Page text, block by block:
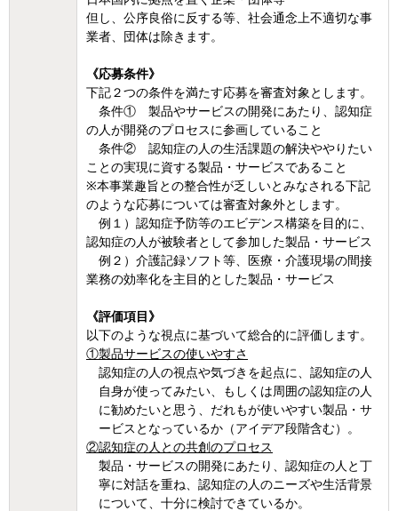
但し、公序良俗に反する等、社会通念上不適切な事
業者、団体は除きます。
《応募条件》
下記２つの条件を満たす応募を審査対象とします。
条件① 製品やサービスの開発にあたり、認知症
の人が開発のプロセスに参画していること
条件② 認知症の人の生活課題の解決ややりたい
ことの実現に資する製品・サービスであること
※本事業趣旨との整合性が乏しいとみなされる下記
のような応募については審査対象外とします。
例１）認知症予防等のエビデンス構築を目的に、
認知症の人が被験者として参加した製品・サービス
例２）介護記録ソフト等、医療・介護現場の間接
業務の効率化を主目的とした製品・サービス
《評価項目》
以下のような視点に基づいて総合的に評価します。
①製品サービスの使いやすさ
認知症の人の視点や気づきを起点に、認知症の人
自身が使ってみたい、もしくは周囲の認知症の人
に勧めたいと思う、だれもが使いやすい製品・サ
ービスとなっているか（アイデア段階含む）。
②認知症の人との共創のプロセス
製品・サービスの開発にあたり、認知症の人と丁
寧に対話を重ね、認知症の人のニーズや生活背景
について、十分に検討できているか。